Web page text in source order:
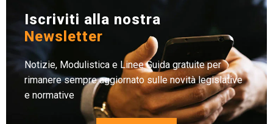
Iscriviti alla nostra
Newsletter
Notizie, Modulistica e Linee Guida gratuite per
rimanere sempre aggiornato sulle novità legislative
e normative